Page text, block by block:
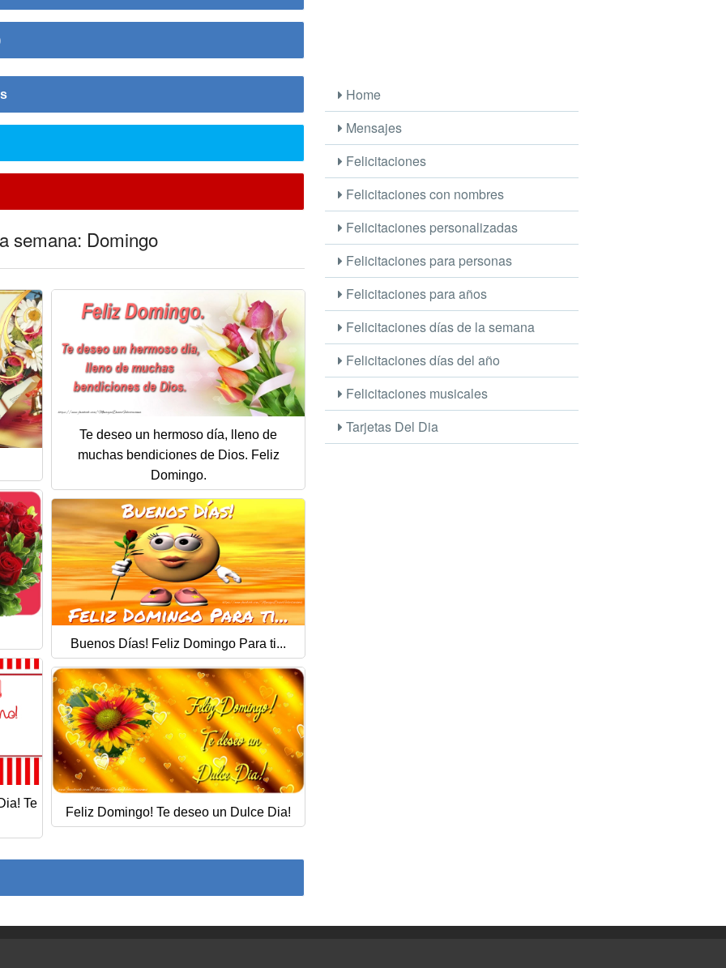
semana: Domingo
Te deseo un hermoso día, lleno de
muchas bendiciones de Dios. Feliz
Domingo.
Buenos Días! Feliz Domingo Para ti...
Te
Feliz Domingo! Te deseo un Dulce Dia!
Home
Mensajes
Felicitaciones
Felicitaciones con nombres
Felicitaciones personalizadas
Felicitaciones para personas
Felicitaciones para años
Felicitaciones días de la semana
Felicitaciones días del año
Felicitaciones musicales
Tarjetas Del Dia